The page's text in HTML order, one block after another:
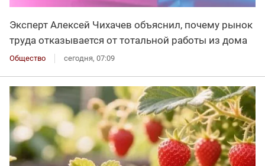
Эксперт Алексей Чихачев объяснил, почему рынок
труда отказывается от тотальной работы из дома
Общество сегодня, 07:09